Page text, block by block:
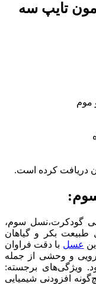
تایپ سه
موم
گودکرت،نسل سوم،
طبیعت بکر و گیاهان
عسل با دقت فراوان
و وحشی از جمله
ویژگی‌های برجسته:
افزودنی شیمیایی